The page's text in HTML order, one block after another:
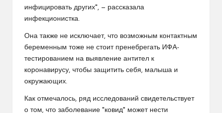
инфицировать других", — рассказала
инфекционистка.
Она также не исключает, что возможным контактным
беременным тоже не стоит пренебрегать ИФА-
тестированием на выявление антител к
коронавирусу, чтобы защитить себя, малыша и
окружающих.
Как отмечалось, ряд исследований свидетельствует
о том, что заболевание "ковид" может нести